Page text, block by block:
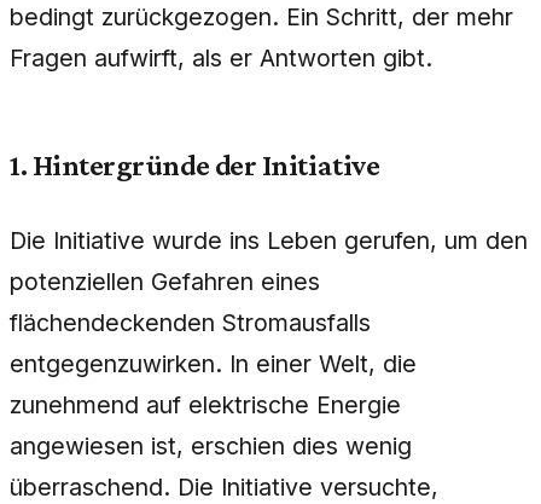
bedingt zurückgezogen. Ein Schritt, der mehr
Fragen aufwirft, als er Antworten gibt.
1. Hintergründe der Initiative
Die Initiative wurde ins Leben gerufen, um den
potenziellen Gefahren eines
flächendeckenden Stromausfalls
entgegenzuwirken. In einer Welt, die
zunehmend auf elektrische Energie
angewiesen ist, erschien dies wenig
überraschend. Die Initiative versuchte,